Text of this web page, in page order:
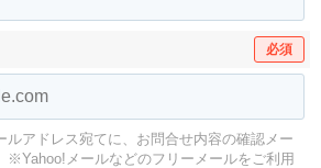
必須
アドレス宛てに、お問合せ内容の確認メー
※Yahoo!メールなどのフリーメールをご利用